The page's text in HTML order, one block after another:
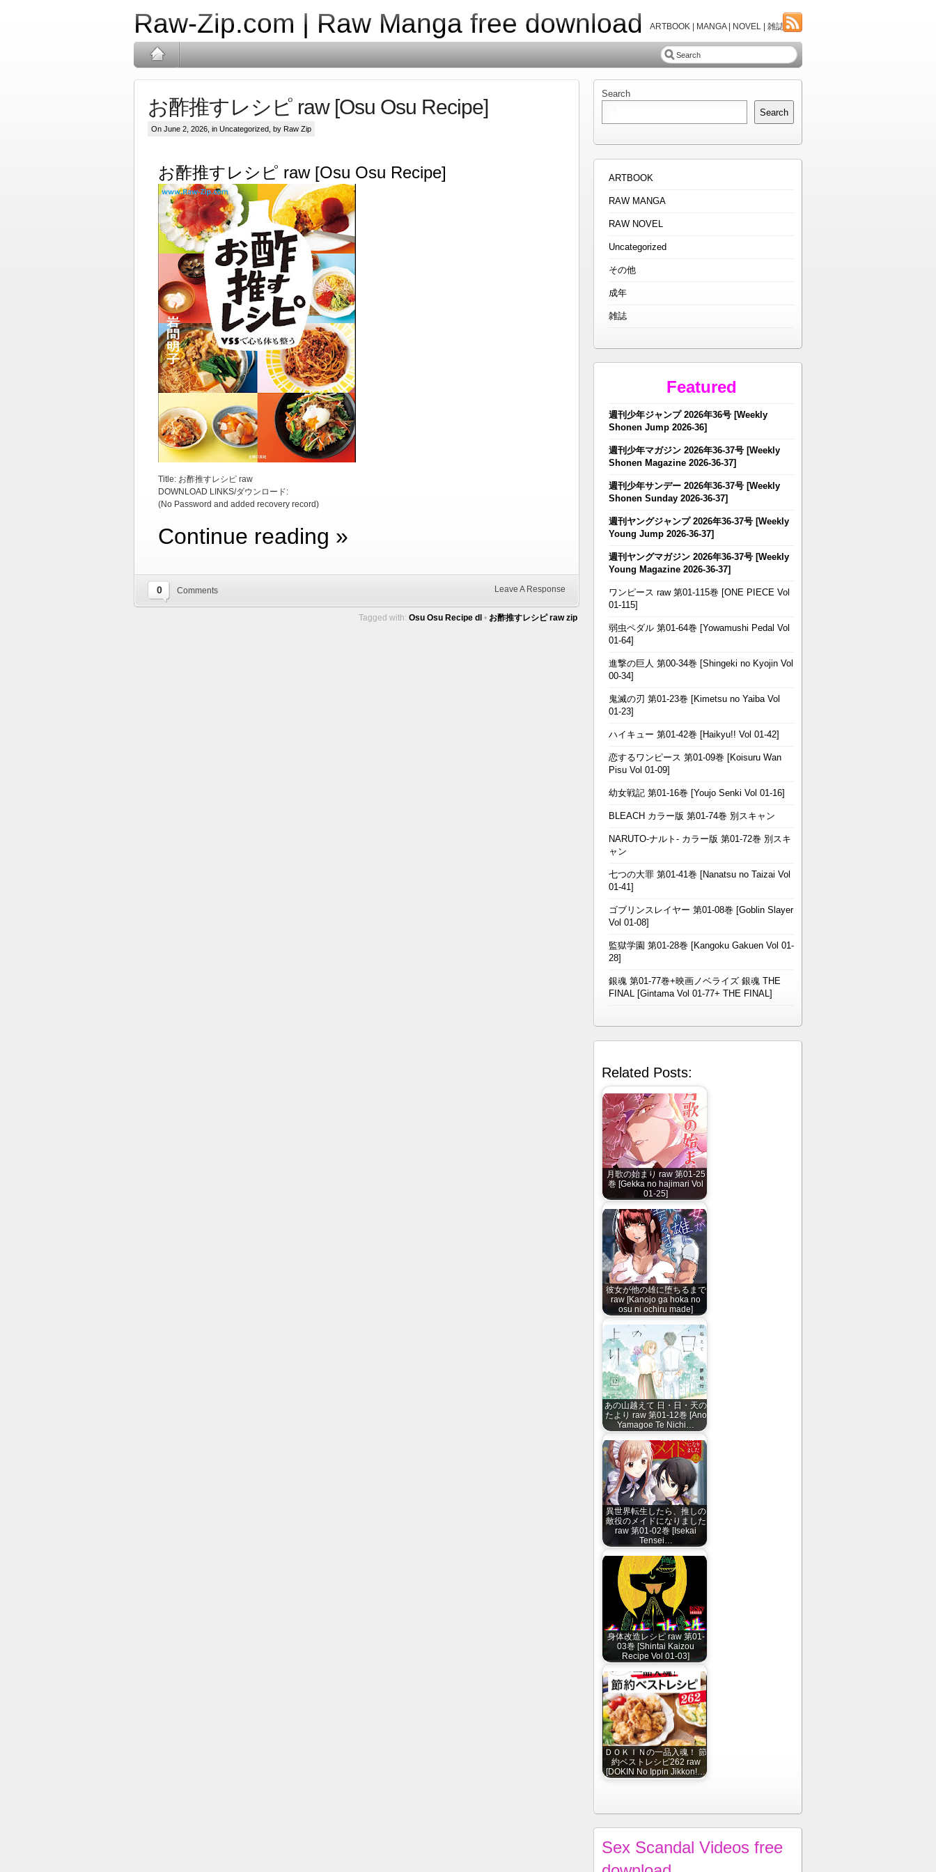
Raw-Zip.com | Raw Manga free download ARTBOOK | MANGA | NOVEL | 雑誌
お酢推すレシピ raw [Osu Osu Recipe]
On June 2, 2026, in Uncategorized, by Raw Zip
お酢推すレシピ raw [Osu Osu Recipe]
Title: お酢推すレシピ raw
DOWNLOAD LINKS/ダウンロード:
(No Password and added recovery record)
Continue reading »
0 Comments Leave A Response
Tagged with: Osu Osu Recipe dl • お酢推すレシピ raw zip
Search
Search
ARTBOOK
RAW MANGA
RAW NOVEL
Uncategorized
その他
成年
雑誌
Featured
週刊少年ジャンプ 2026年36号 [Weekly
Shonen Jump 2026-36]
週刊少年マガジン 2026年36-37号 [Weekly
Shonen Magazine 2026-36-37]
週刊少年サンデー 2026年36-37号 [Weekly
Shonen Sunday 2026-36-37]
週刊ヤングジャンプ 2026年36-37号 [Weekly
Young Jump 2026-36-37]
週刊ヤングマガジン 2026年36-37号 [Weekly
Young Magazine 2026-36-37]
ワンピース raw 第01-115巻 [ONE PIECE Vol
01-115]
弱虫ペダル 第01-64巻 [Yowamushi Pedal Vol
01-64]
進撃の巨人 第00-34巻 [Shingeki no Kyojin Vol
00-34]
鬼滅の刃 第01-23巻 [Kimetsu no Yaiba Vol
01-23]
ハイキュー 第01-42巻 [Haikyu!! Vol 01-42]
恋するワンピース 第01-09巻 [Koisuru Wan
Pisu Vol 01-09]
幼女戦記 第01-16巻 [Youjo Senki Vol 01-16]
BLEACH カラー版 第01-74巻 別スキャン
NARUTO-ナルト- カラー版 第01-72巻 別スキ
ャン
七つの大罪 第01-41巻 [Nanatsu no Taizai Vol
01-41]
ゴブリンスレイヤー 第01-08巻 [Goblin Slayer
Vol 01-08]
監獄学園 第01-28巻 [Kangoku Gakuen Vol 01-
28]
銀魂 第01-77巻+映画ノベライズ 銀魂 THE
FINAL [Gintama Vol 01-77+ THE FINAL]
Related Posts:
月歌の始まり raw 第01-25
巻 [Gekka no hajimari Vol
01-25]
彼女が他の雄に堕ちるまで
raw [Kanojo ga hoka no
osu ni ochiru made]
あの山越えて 日・日・天の
たより raw 第01-12巻 [Ano
Yamagoe Te Nichi…
異世界転生したら、推しの
敵役のメイドになりました
raw 第01-02巻 [Isekai
Tensei…
身体改造レシピ raw 第01-
03巻 [Shintai Kaizou
Recipe Vol 01-03]
ＤＯＫＩＮの一品入魂！ 節
約ベストレシピ262 raw
[DOKIN No Ippin Jikkon!…
Sex Scandal Videos free